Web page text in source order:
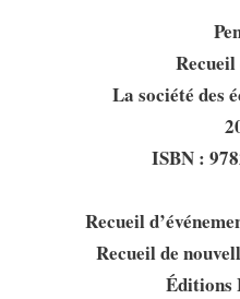
Recueil
La société des
ISBN :
Recueil
Recueil de
Éditions